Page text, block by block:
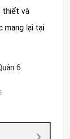
thiết và
mang lại tại